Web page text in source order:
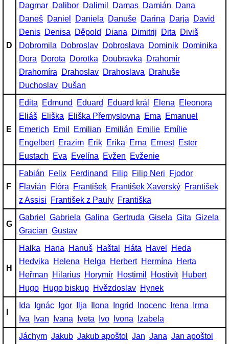
D
Dagmar Dalibor Dalimil Damas Damián
Dana
Daneš Daniel Daniela Danuše Darina Darja
David
Denis Denisa Děpold Diana Dimitrij Dita
Diviš
Dobromila
Dobroslav Dobroslava Dominik Dominika
Dora
Dorota Dorotka Doubravka
Drahomír
Drahomíra
Drahoslav Drahoslava
Drahuše
Duchoslav Dušan
E
Edita Edmund Eduard Eduard král Elena
Eleonora
Eliáš Eliška Eliška Přemyslovna Ema
Emanuel
Emerich
Emil Emilian Emilián Emilie Emílie
Engelbert Erazim Erik Erika Erna Ernest Ester
Eustach
Eva Evelína Evžen Evženie
F
Fabián Felix Ferdinand Filip Filip Neri
Fjodor
Flavián
Flóra František František Xaverský František
z Assisi
František z Pauly Františka
G
Gabriel Gabriela Galina Gertruda Gisela Gita Gizela
Gracian Gustav
H
Halka Hana Hanuš Haštal Háta Havel
Heda
Hedvika
Helena Helga Herbert Hermína
Herta
Heřman
Hilarius Horymír Hostimil Hostivít Hubert
Hugo Hugo biskup Hvězdoslav Hynek
Ida Ignác Igor Ilja Ilona Ingrid Inocenc Irena
Irma
Iva
Ivan Ivana Iveta Ivo Ivona Izabela
Jáchym Jakub Jakub apoštol Jan Jana Jan apoštol